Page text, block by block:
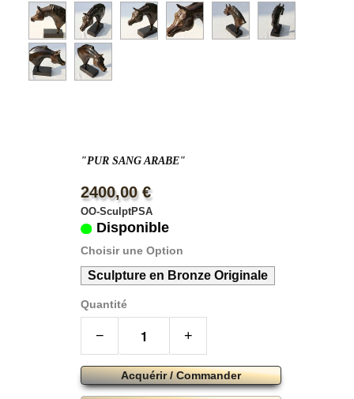
"PUR SANG ARABE"
2400,00 €
OO-SculptPSA
Disponible
Choisir une Option
Sculpture en Bronze Originale
Quantité
− +
Acquérir / Commander